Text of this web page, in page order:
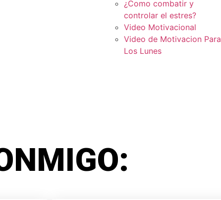
¿Como combatir y
controlar el estres?
Video Motivacional
Video de Motivacion Para
Los Lunes